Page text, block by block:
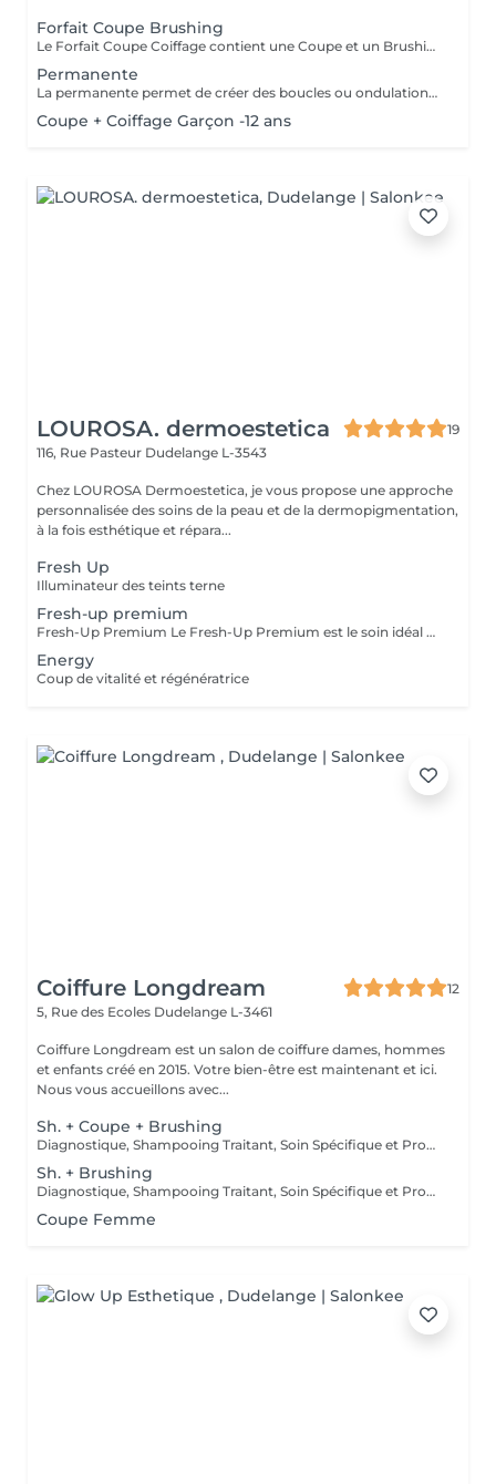
Forfait Coupe Brushing
Le Forfait Coupe Coiffage contient une Coupe et un Brushing. Dépendant de l'épaisseur des cheveux le prix peut varier.
Permanente
La permanente permet de créer des boucles ou ondulations durables tout en apportant du volume et du mouvement aux cheveux. Après un diagnostic personnalisé, la technique est adaptée à votre type de cheveux et au résultat souhaité. Le résultat dure généralement 2 à 3 mois selon la nature du cheveu et l'entretien. Disponible pour cheveux courts, mi-longs et longs. Supplément possible pour cheveux très longs ou très épais. Veuillez prendre note que les prix indiqués sur Salonkee sont communiqués à titre informatif et s'entendent de base. Ces derniers sont susceptibles de varier selon le diagnostic réalisé à votre arrivée au salon et l'expertise du professionnel à qui vous confiez votre beauté. Dans tous les cas, un devis précis vous sera proposé et toutes réalisations de prestations seront effectuées avec votre accord. Un grand merci d'avance pour votre compréhension. Au plaisir de vous recevoir très vite.
Coupe + Coiffage Garçon -12 ans
LOUROSA. dermoestetica
19
116, Rue Pasteur Dudelange L-3543
Chez LOUROSA Dermoestetica, je vous propose une approche
personnalisée des soins de la peau et de la dermopigmentation,
à la fois esthétique et répara...
Fresh Up
Illuminateur des teints terne
Fresh-up premium
Fresh-Up Premium Le Fresh-Up Premium est le soin idéal pour offrir à votre peau un véritable bain de vitamines et lui redonner instantanément tout son éclat. Grâce à un booster hautement concentré en vitamines, antioxydants et actifs hydratants, la peau est revitalisée en profondeur, intensément hydratée et protégée contre les agressions extérieures. Dès la fin du soin, le teint est plus lumineux, la peau est repulpée, fraîche et rayonnante, avec un véritable effet belle peau. Le soin parfait avant les vacances : il prépare la peau à l'exposition au soleil en optimisant son hydratation, en renforçant sa barrière cutanée et en lui apportant les nutriments essentiels pour mieux faire face aux agressions de l'été. Le soin idéal au retour des vacances : après le soleil, la chaleur, le sel de mer ou le chlore, il aide à réhydrater intensément la peau, à raviver son éclat et à atténuer les signes de fatigue et de déshydratation, tout en sublimant le bronzage. Les bienfaits : * Effet Glow immédiat * Teint frais, lumineux et uniforme * Hydratation intense et durable * Peau plus souple et repulpée * Action antioxydante pour lutter contre le stress oxydatif * Renforcement de la barrière cutanée * Convient à tous les types de peau Le Fresh-Up Premium est le soin incontournable de l'été pour conserver une peau éclatante, confortable et en pleine santé, avant comme après les vacances.
Energy
Coup de vitalité et régénératrice
Coiffure Longdream
12
5, Rue des Ecoles Dudelange L-3461
Coiffure Longdream est un salon de coiffure dames, hommes
et enfants créé en 2015. Votre bien-être est maintenant et ici.
Nous vous accueillons avec...
Sh. + Coupe + Brushing
Diagnostique, Shampooing Traitant, Soin Spécifique et Produits Coiffants inclus
Sh. + Brushing
Diagnostique, Shampooing Traitant, Soin Spécifique et Produits Coiffants inclus
Coupe Femme